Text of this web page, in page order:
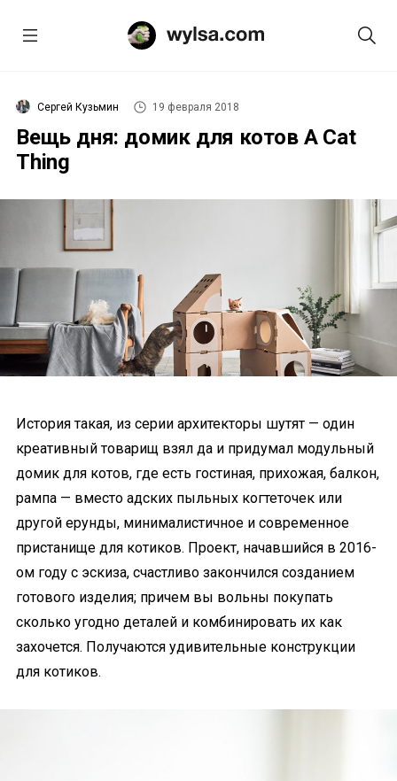
Сергей Кузьмин 19 февраля 2018
Вещь дня: домик для котов A Cat
Thing
История такая, из серии архитекторы шутят — один
креативный товарищ взял да и придумал модульный
домик для котов, где есть гостиная, прихожая, балкон,
рампа — вместо адских пыльных когтеточек или
другой ерунды, минималистичное и современное
пристанище для котиков. Проект, начавшийся в 2016-
ом году с эскиза, счастливо закончился созданием
готового изделия; причем вы вольны покупать
сколько угодно деталей и комбинировать их как
захочется. Получаются удивительные конструкции
для котиков.